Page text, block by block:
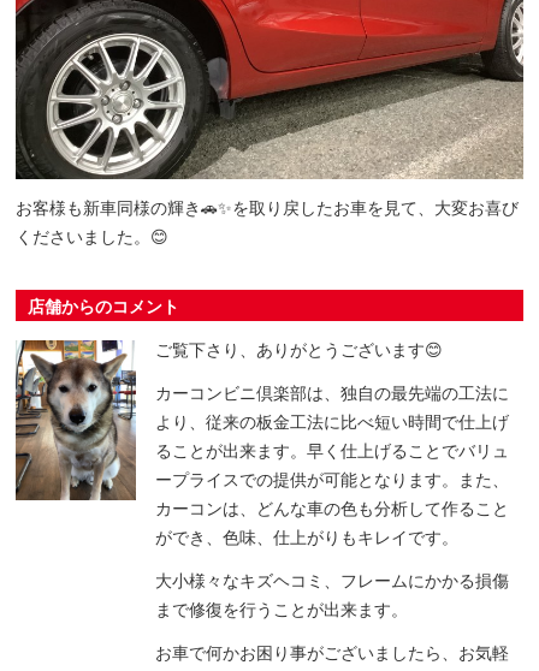
お客様も新車同様の輝き🚗✨を取り戻したお車を見て、大変お喜び
くださいました。😊
店舗からのコメント
ご覧下さり、ありがとうございます😊
カーコンビニ倶楽部は、独自の最先端の工法に
より、従来の板金工法に比べ短い時間で仕上げ
ることが出来ます。早く仕上げることでバリュ
ープライスでの提供が可能となります。また、
カーコンは、どんな車の色も分析して作ること
ができ、色味、仕上がりもキレイです。
大小様々なキズヘコミ、フレームにかかる損傷
まで修復を行うことが出来ます。
お車で何かお困り事がございましたら、お気軽